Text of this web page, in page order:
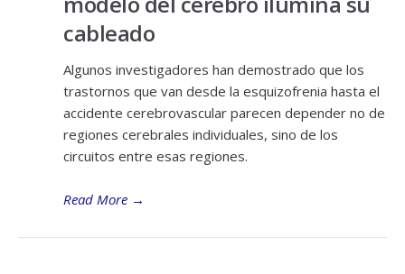
cableado
Algunos investigadores han demostrado que los
trastornos que van desde la esquizofrenia hasta el
accidente cerebrovascular parecen depender no de
regiones cerebrales individuales, sino de los
circuitos entre esas regiones.
Read More →